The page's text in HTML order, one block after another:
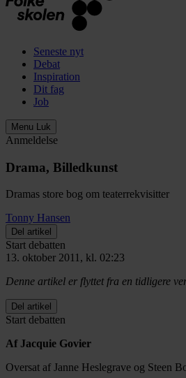
Seneste nyt
Debat
Inspiration
Dit fag
Job
Menu Luk
Anmeldelse
Drama, Billedkunst
Dramas store bog om teaterrekvisitter
Tonny Hansen
Del artikel
Start debatten
13. oktober 2011, kl. 02:23
Denne artikel er flyttet fra en tidligere
Del artikel
Start debatten
Af Jacquie Govier
Oversat af Janne Heslegrave og Steen